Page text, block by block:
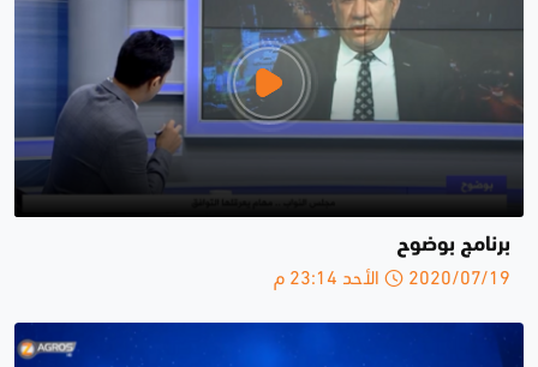
برنامج بوضوح
2020/07/19 الأحد 23:14 م